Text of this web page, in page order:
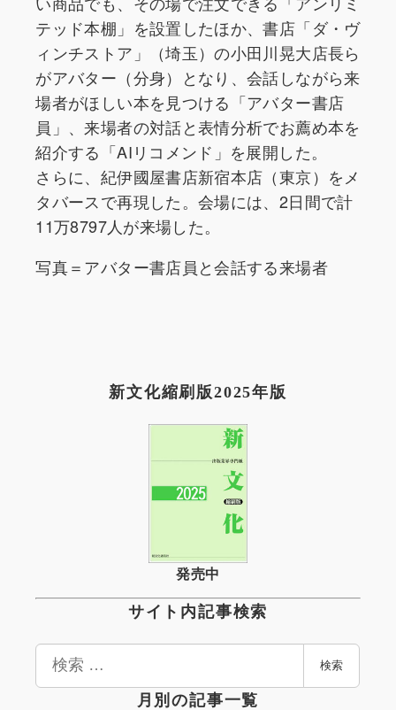
テッド本棚」を設置したほか、書店「ダ・ヴ
ィンチストア」（埼玉）の小田川晃大店長ら
がアバター（分身）となり、会話しながら来
場者がほしい本を見つける「アバター書店
員」、来場者の対話と表情分析でお薦め本を
紹介する「AIリコメンド」を展開した。
さらに、紀伊國屋書店新宿本店（東京）をメ
タバースで再現した。会場には、2日間で計
11万8797人が来場した。
写真＝アバター書店員と会話する来場者
新文化縮刷版2025年版
発売中
サイト内記事検索
検
検索
月別の記事一覧